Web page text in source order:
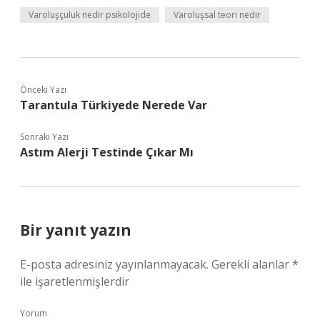
Varoluşçuluk nedir psikolojide Varoluşsal teori nedir
Önceki Yazı
Tarantula Türkiyede Nerede Var
Sonraki Yazı
Astım Alerji Testinde Çıkar Mı
Bir yanıt yazın
E-posta adresiniz yayınlanmayacak. Gerekli alanlar*
ile işaretlenmişlerdir
Yorum